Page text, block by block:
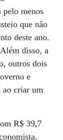
pelo menos
que não
deste ano.
disso, a
outros dois
e
ao criar um
R$ 39,7